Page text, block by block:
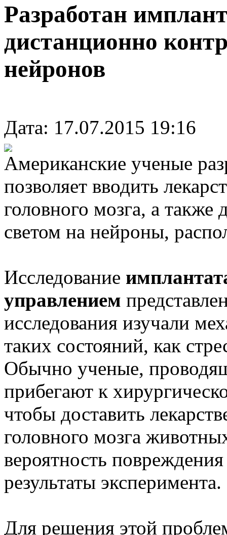
Разработан
дистанционно
нейронов
Дата: 17.07.2015 19:16
Американские ученые
позволяет вводить
головного мозга, а также
светом на нейроны,
Исследование
управлением
исследования изучали
таких состояний, как
Обычно ученые,
прибегают к
чтобы доставить
головного мозга
вероятность
результаты эксперимента.
Для решения этой